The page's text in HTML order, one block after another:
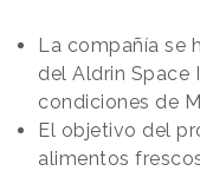
La compañía se
del Aldrin Space
condiciones de
El objetivo del
alimentos